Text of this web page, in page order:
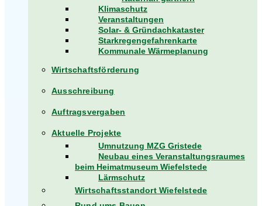
Klimaschutz
Veranstaltungen
Solar- & Gründachkataster
Starkregengefahrenkarte
Kommunale Wärmeplanung
Wirtschaftsförderung
Ausschreibung
Auftragsvergaben
Aktuelle Projekte
Umnutzung MZG Gristede
Neubau eines Veranstaltungsraumes
beim Heimatmuseum Wiefelstede
Lärmschutz
Wirtschaftsstandort Wiefelstede